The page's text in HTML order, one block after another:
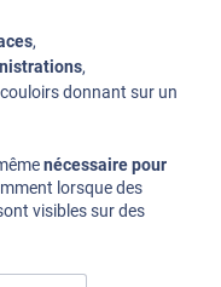
,
,
donnant sur un
nécessaire pour
lorsque des
visibles sur des